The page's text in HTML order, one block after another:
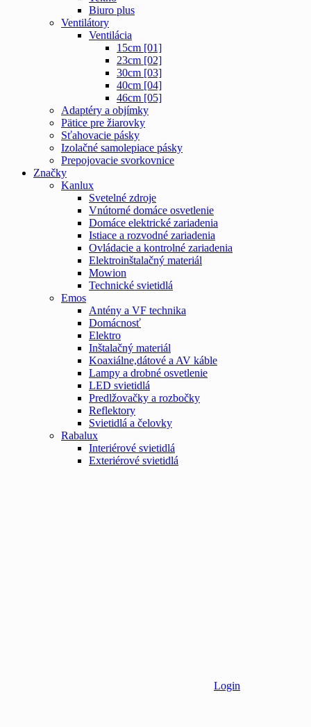
Biuro plus
Ventilátory
Ventilácia
15cm [01]
23cm [02]
30cm [03]
40cm [04]
46cm [05]
Adaptéry a objímky
Pätice pre žiarovky
Sťahovacie pásky
Izolačné samolepiace pásky
Prepojovacie svorkovnice
Značky
Kanlux
Svetelné zdroje
Vnútorné domáce osvetlenie
Domáce elektrické zariadenia
Istiace a rozvodné zariadenia
Ovládacie a kontrolné zariadenia
Elektroinštalačný materiál
Mowion
Technické svietidlá
Emos
Antény a VF technika
Domácnosť
Elektro
Inštalačný materiál
Koaxiálne,dátové a AV káble
Lampy a drobné osvetlenie
LED svietidlá
Predlžovačky a rozbočky
Reflektory
Svietidlá a čelovky
Rabalux
Interiérové svietidlá
Exteriérové svietidlá
Login